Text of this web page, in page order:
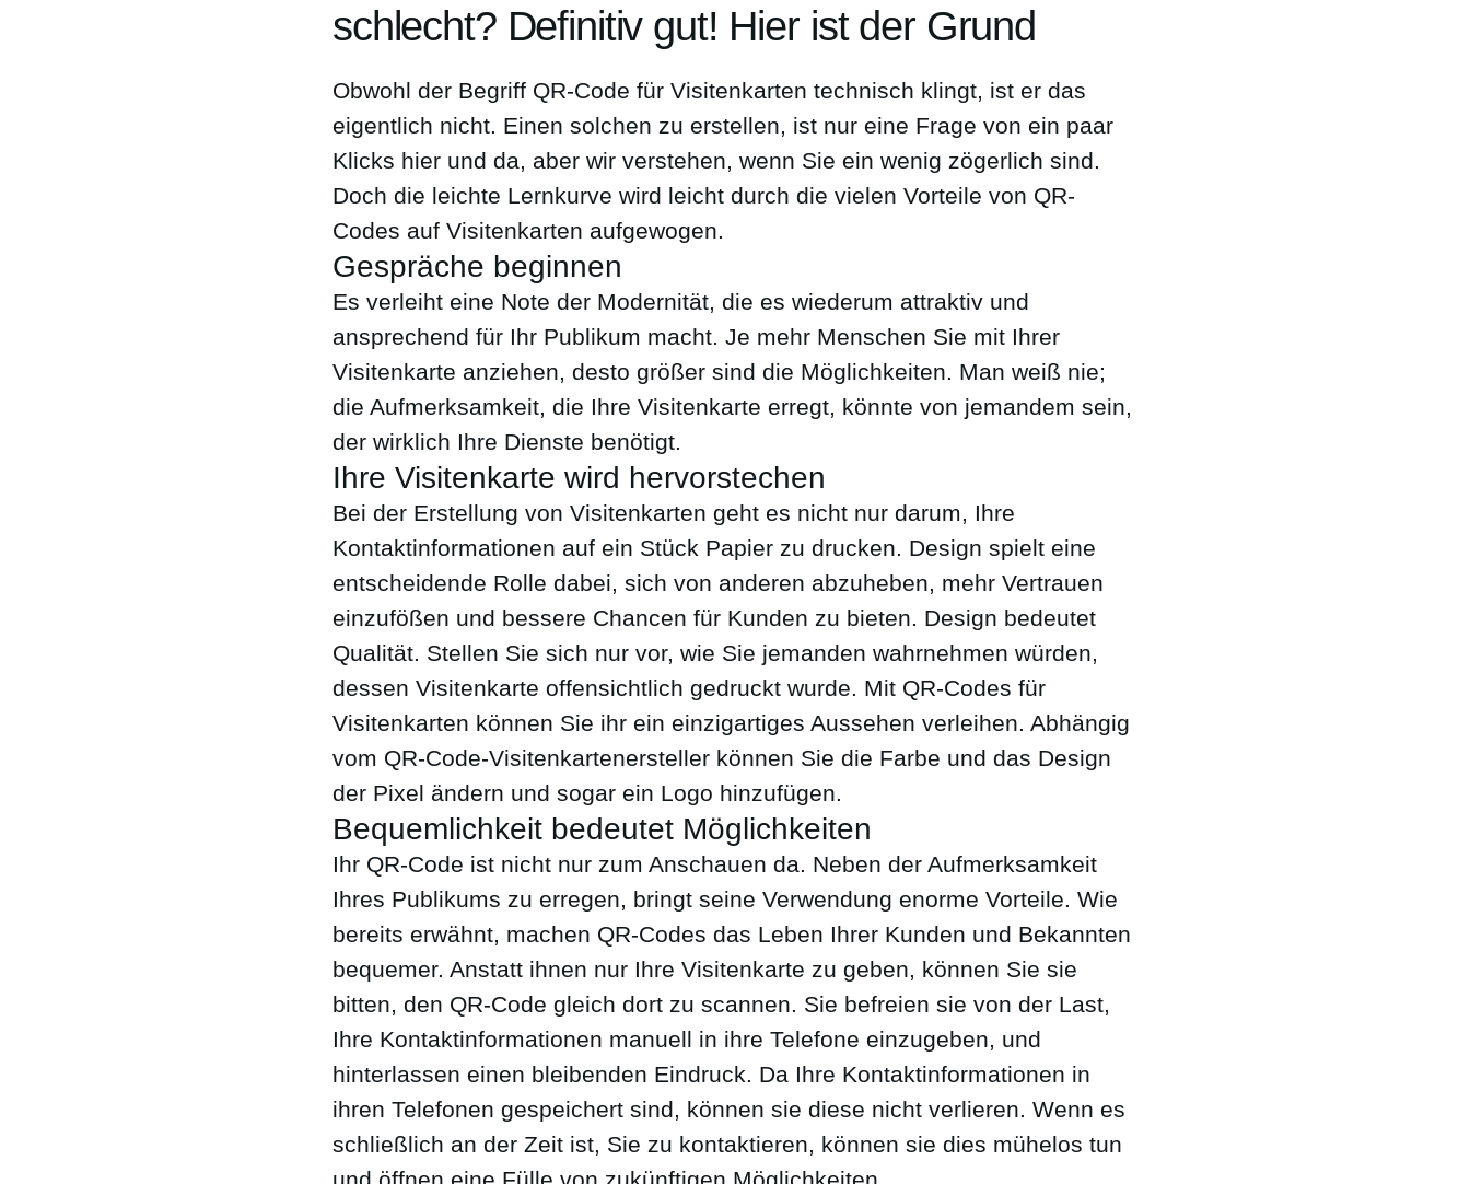
schlecht? Definitiv gut! Hier ist der Grund
Obwohl der Begriff QR-Code für Visitenkarten technisch klingt, ist er das
eigentlich nicht. Einen solchen zu erstellen, ist nur eine Frage von ein paar
Klicks hier und da, aber wir verstehen, wenn Sie ein wenig zögerlich sind.
Doch die leichte Lernkurve wird leicht durch die vielen Vorteile von QR-
Codes auf Visitenkarten aufgewogen.
Gespräche beginnen
Es verleiht eine Note der Modernität, die es wiederum attraktiv und
ansprechend für Ihr Publikum macht. Je mehr Menschen Sie mit Ihrer
Visitenkarte anziehen, desto größer sind die Möglichkeiten. Man weiß nie;
die Aufmerksamkeit, die Ihre Visitenkarte erregt, könnte von jemandem sein,
der wirklich Ihre Dienste benötigt.
Ihre Visitenkarte wird hervorstechen
Bei der Erstellung von Visitenkarten geht es nicht nur darum, Ihre
Kontaktinformationen auf ein Stück Papier zu drucken. Design spielt eine
entscheidende Rolle dabei, sich von anderen abzuheben, mehr Vertrauen
einzufößen und bessere Chancen für Kunden zu bieten. Design bedeutet
Qualität. Stellen Sie sich nur vor, wie Sie jemanden wahrnehmen würden,
dessen Visitenkarte offensichtlich gedruckt wurde. Mit QR-Codes für
Visitenkarten können Sie ihr ein einzigartiges Aussehen verleihen. Abhängig
vom QR-Code-Visitenkartenersteller können Sie die Farbe und das Design
der Pixel ändern und sogar ein Logo hinzufügen.
Bequemlichkeit bedeutet Möglichkeiten
Ihr QR-Code ist nicht nur zum Anschauen da. Neben der Aufmerksamkeit
Ihres Publikums zu erregen, bringt seine Verwendung enorme Vorteile. Wie
bereits erwähnt, machen QR-Codes das Leben Ihrer Kunden und Bekannten
bequemer. Anstatt ihnen nur Ihre Visitenkarte zu geben, können Sie sie
bitten, den QR-Code gleich dort zu scannen. Sie befreien sie von der Last,
Ihre Kontaktinformationen manuell in ihre Telefone einzugeben, und
hinterlassen einen bleibenden Eindruck. Da Ihre Kontaktinformationen in
ihren Telefonen gespeichert sind, können sie diese nicht verlieren. Wenn es
schließlich an der Zeit ist, Sie zu kontaktieren, können sie dies mühelos tun